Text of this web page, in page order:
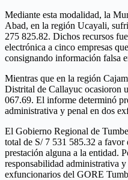
Mediante esta modalidad, la
Abad, en la región Ucayali,
275 825.82. Dichos recursos
electrónica a cinco empresas
consignando información falsa
Mientras que en la región
Distrital de Callayuc ocasioron
067.69. El informe determinó
administrativa y penal en dos
El Gobierno Regional de
total de S/ 7 531 585.32 a favor
prestación alguna a la entidad.
responsabilidad administrativa
exfuncionarios del GORE